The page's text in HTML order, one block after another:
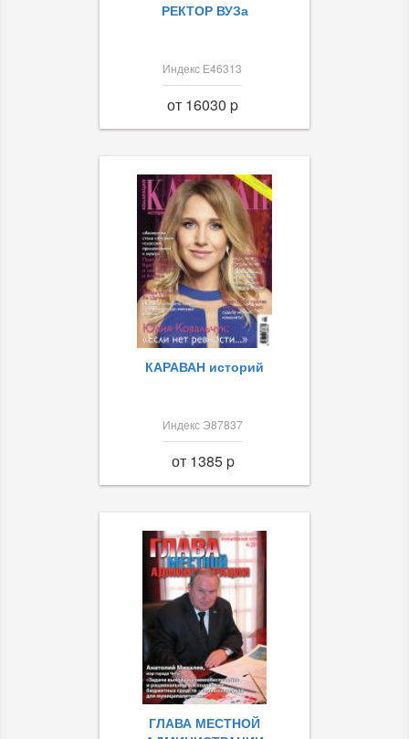
РЕКТОР ВУЗа
Индекс Е46313
от 16030 p
КАРАВАН историй
Индекс Э87837
от 1385 p
ГЛАВА МЕСТНОЙ